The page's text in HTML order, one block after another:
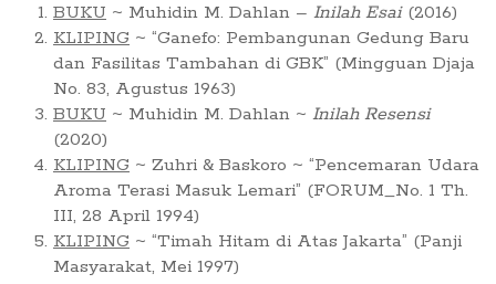
BUKU ~ Muhidin M. Dahlan – Inilah Esai(2016)
KLIPING ~ “Ganefo: Pembangunan Gedung Baru
dan Fasilitas Tambahan di GBK” (Mingguan Djaja
No. 83, Agustus 1963)
BUKU ~ Muhidin M. Dahlan ~ Inilah Resensi
(2020)
KLIPING ~ Zuhri & Baskoro ~ “Pencemaran Udara
Aroma Terasi Masuk Lemari” (FORUM_No. 1 Th.
III, 28 April 1994)
KLIPING ~ “Timah Hitam di Atas Jakarta” (Panji
Masyarakat, Mei 1997)